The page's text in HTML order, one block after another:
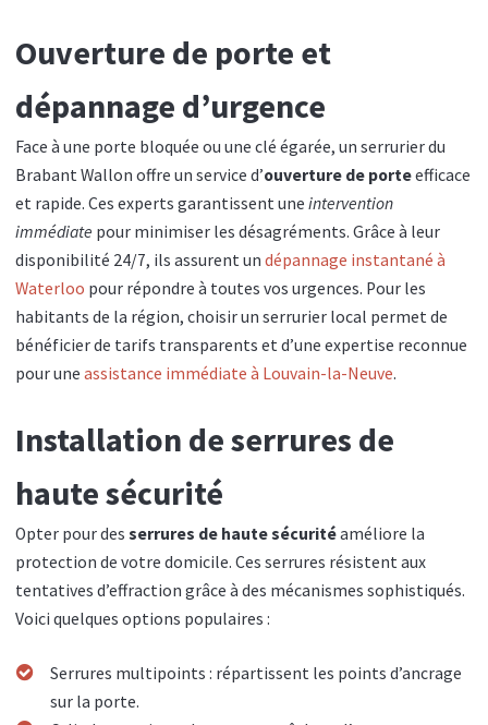
Ouverture de porte et
dépannage d’urgence
Face à une porte bloquée ou une clé égarée, un serrurier du
Brabant Wallon offre un service d’ouverture de porteefficace
et rapide. Ces experts garantissent une intervention
immédiate pour minimiser les désagréments. Grâce à leur
disponibilité 24/7, ils assurent un dépannage instantané à
Waterloo pour répondre à toutes vos urgences. Pour les
habitants de la région, choisir un serrurier local permet de
bénéficier de tarifs transparents et d’une expertise reconnue
pour une assistance immédiate à Louvain-la-Neuve.
Installation de serrures de
haute sécurité
Opter pour des serrures de haute sécuritéaméliore la
protection de votre domicile. Ces serrures résistent aux
tentatives d’effraction grâce à des mécanismes sophistiqués.
Voici quelques options populaires :
Serrures multipoints : répartissent les points d’ancrage
sur la porte.